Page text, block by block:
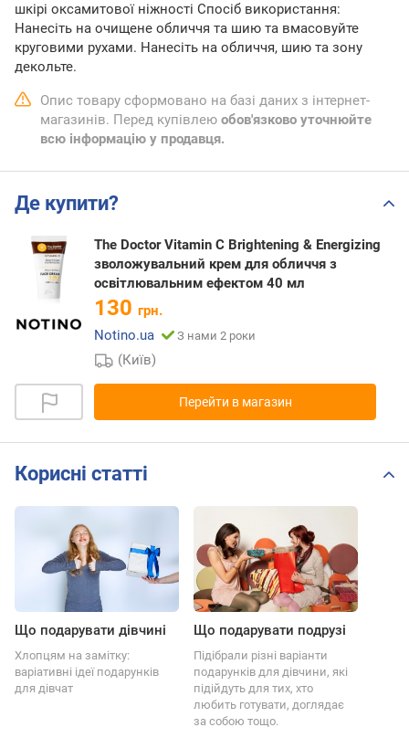
шкірі оксамитової ніжності Спосіб використання:
Нанесіть на очищене обличчя та шию та вмасовуйте
круговими рухами. Нанесіть на обличчя, шию та зону
декольте.
Опис товару сформовано на базі даних з інтернет-
магазинів. Перед купівлею обов'язково уточнюйте
всю інформацію у продавця.
Де купити?
The Doctor Vitamin C Brightening & Energizing
зволожувальний крем для обличчя з
освітлювальним ефектом 40 мл
130 грн.
Notino.ua
З нами 2 роки
(Київ)
Перейти в магазин
Корисні статті
Що подарувати дівчині
Хлопцям на замітку:
варіативні ідеї подарунків
для дівчат
Що подарувати подрузі
Підібрали різні варіанти
подарунків для дівчини, які
підійдуть для тих, хто
любить готувати, доглядає
за собою тощо.